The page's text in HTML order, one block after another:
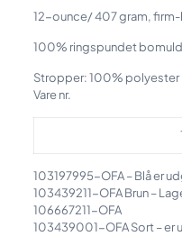
12-ounce/ 407 gram, firm-
100% ringspundet
Stropper: 100% polyester
Vare nr.
103197995-OFA – Blå er
103439211-OFA Brun –
106667211-OFA
103439001-OFA Sort – er